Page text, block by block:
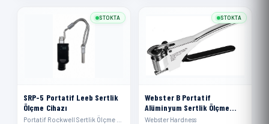
SRP-5 Portatif Leeb Sertlik
Ölçme Cihazı
STOKTA
Webster B Portatif
Alüminyum Sertlik Ölçme
Cihazı
Webster Hardness
STOKTA